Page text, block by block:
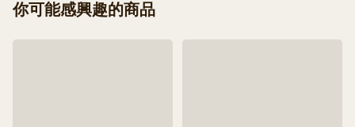
你可能感興趣的商品